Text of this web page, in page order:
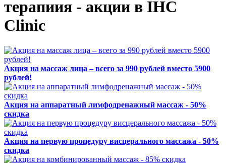
терапиия - акции в IHC
Clinic
Акция на массаж лица – всего за 990 рублей вместо 5900
рублей!
Акция на аппаратный лимфодренажный массаж - 50%
скидка
Акция на первую процедуру висцерального массажа - 50%
скидка